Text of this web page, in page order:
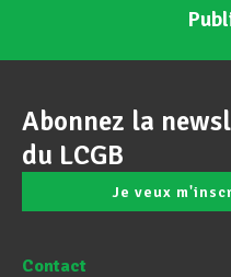
Devenir Membre
Abonnez la
du LCGB
Je veux
Contact